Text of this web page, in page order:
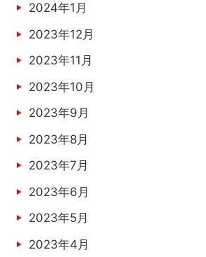
2024年1月
2023年12月
2023年11月
2023年10月
2023年9月
2023年8月
2023年7月
2023年6月
2023年5月
2023年4月